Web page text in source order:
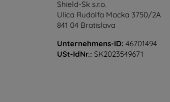
Shield-Sk s.r.o.
Ulica Rudolfa Mocka 3750/2A
841 04 Bratislava
Unternehmens-ID: 46701494
USt-IdNr.: SK2023549671